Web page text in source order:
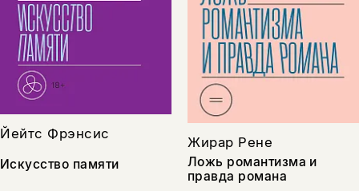
Йейтс Фрэнсис
Искусство памяти
Жирар Рене
Ложь романтизма и
правда романа